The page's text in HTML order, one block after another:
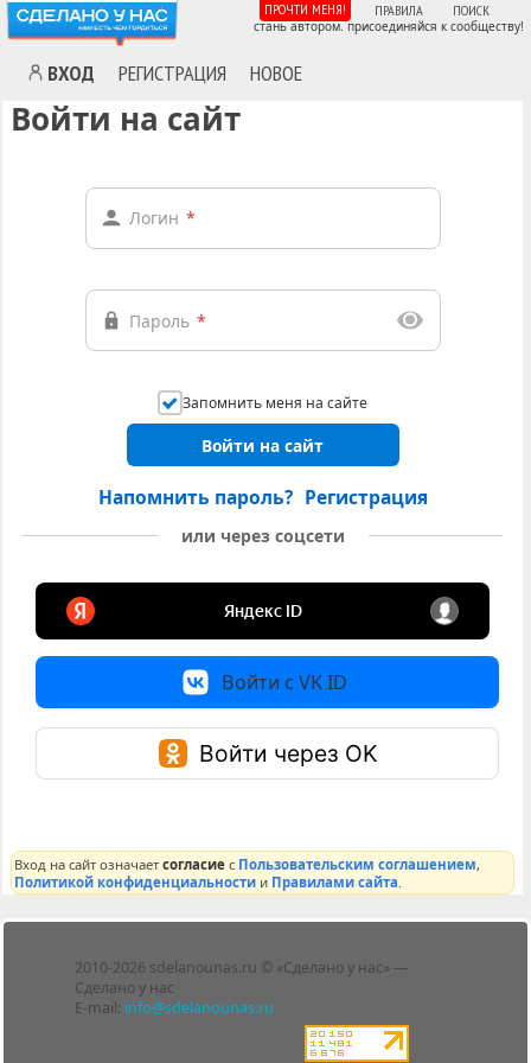
ВХОД РЕГИСТРАЦИЯ НОВОЕ
ПРОЧТИ МЕНЯ! ПРАВИЛА ПОИСК
стань автором. присоединяйся к сообществу!
Войти на сайт
Логин *
Пароль *
Запомнить меня на сайте
Войти на сайт
Напомнить пароль? Регистрация
или через соцсети
Войти с VK ID
Войти через OK
Вход на сайт означаетсогласие с Пользовательским соглашением,
Политикой конфиденциальности и Правилами сайта
2010-2026 sdelanounas.ru © «Сделано у нас» —
Сделано у нас
E-mail: info@sdelanounas.ru
Блоги
Люди
Политика